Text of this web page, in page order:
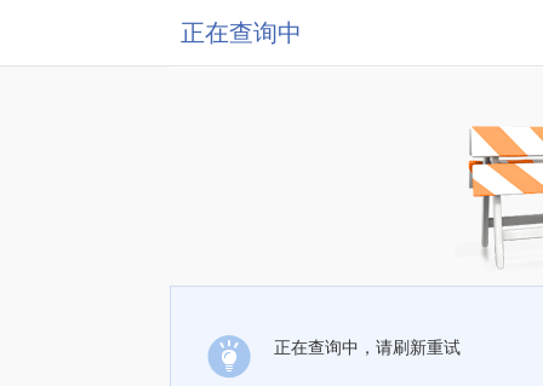
正在查询中
正在查询中，请刷新重试